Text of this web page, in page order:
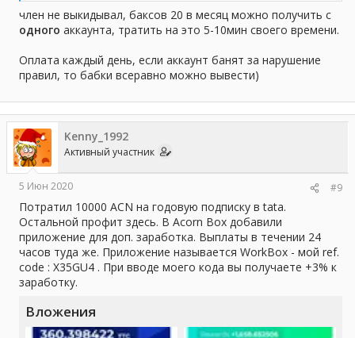
член не выкидывал, баксов 20 в месяц можно получить с
одного аккаунта, тратить на это 5-10мин своего времени.
Оплата каждый день, если аккаунт банят за нарушение
правил, то бабки всеравно можно вывести)
Kenny_1992
Активный участник
5 Июн 2020 #9
Потратил 10000 ACN на годовую подписку в tata.
Остальной профит здесь. В Acorn Box добавили
приложение для доп. заработка. Выплаты в течении 24
часов туда же. Приложение называется WorkBox - мой ref.
code : X35GU4 . При вводе моего кода вы получаете +3% к
заработку.
Вложения